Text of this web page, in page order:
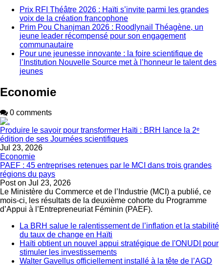
Prix RFI Théâtre 2026 : Haïti s’invite parmi les grandes
voix de la création francophone
Prim Pou Chanjman 2026 : Roodlynail Théagène, un
jeune leader récompensé pour son engagement
communautaire
Pour une jeunesse innovante : la foire scientifique de
l’Institution Nouvelle Source met à l’honneur le talent des
jeunes
Economie
0 comments
Produire le savoir pour transformer Haïti : BRH lance la 2ᵉ
édition de ses Journées scientifiques
Jul 23, 2026
Economie
PAEF : 45 entreprises retenues par le MCI dans trois grandes
régions du pays
Post on Jul 23, 2026
Le Ministère du Commerce et de l’Industrie (MCI) a publié, ce
mois-ci, les résultats de la deuxième cohorte du Programme
d’Appui à l’Entrepreneuriat Féminin (PAEF).
La BRH salue le ralentissement de l’inflation et la stabilité
du taux de change en Haïti
Haïti obtient un nouvel appui stratégique de l'ONUDI pour
stimuler les investissements
Walter Gavellus officiellement installé à la tête de l’AGD